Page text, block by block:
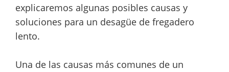
explicaremos algunas posibles causas y
soluciones para un desagüe de fregadero
lento.
Una de las causas más comunes de un